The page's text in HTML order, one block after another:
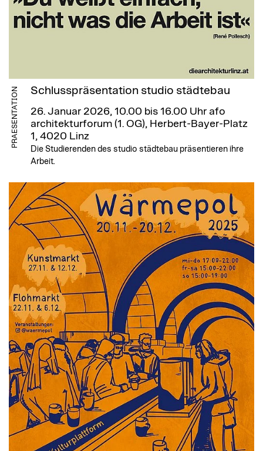
PRAESENTATION Schlusspräsentation studio städtebau
26. Januar 2026, 10.00 bis 16.00 Uhr afo
architekturforum (1. OG), Herbert-Bayer-Platz
1, 4020 Linz
Die Studierenden des studio städtebau präsentieren ihre
Arbeit.